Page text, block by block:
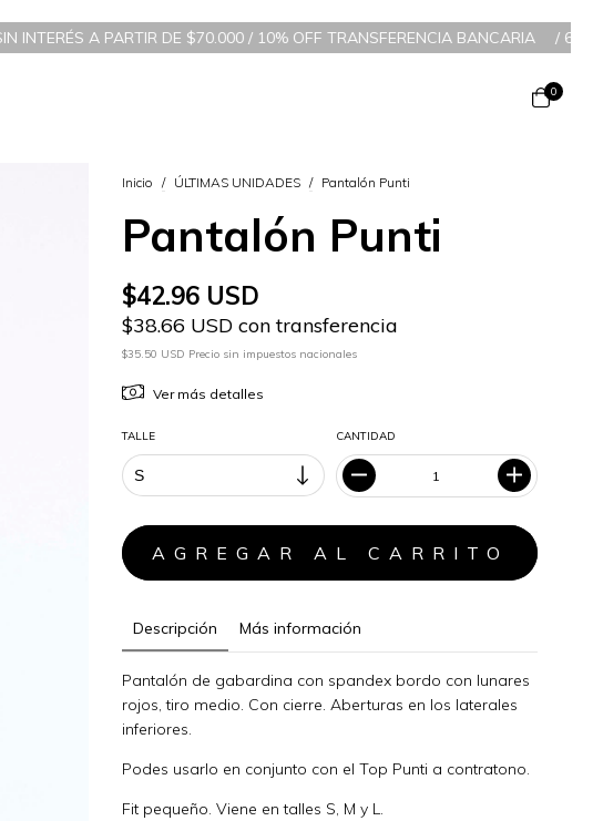
DE $70.000 / 10% OFF TRANSFERENCIA BANCARIA /6 CUOTAS SIN
0
Inicio / ÚLTIMAS UNIDADES / Pantalón Punti
Pantalón Punti
$42.96 USD
$38.66 USD con transferencia
$35.50 USD Precio sin impuestos nacionales
Ver más detalles
TALLE CANTIDAD
Descripción Más información
Pantalón de gabardina con spandex bordo con lunares
rojos, tiro medio. Con cierre. Aberturas en los laterales
inferiores.
Podes usarlo en conjunto con el Top Punti a contratono.
Fit pequeño. Viene en talles S, M y L.